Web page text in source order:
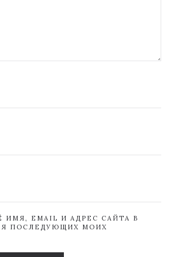
ИМЯ, EMAIL И АДРЕС САЙТА В
ПОСЛЕДУЮЩИХ МОИХ